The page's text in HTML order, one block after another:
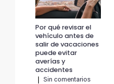
Por qué revisar el
vehículo antes de
salir de vacaciones
puede evitar
averías y
accidentes
Sin comentarios